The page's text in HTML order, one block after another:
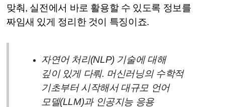
맞춰, 실전에서 바로 활용할 수 있도록 정보를
짜임새 있게 정리한 것이 특징이죠.
자연어 처리(NLP) 기술에 대해
깊이 있게 다뤄. 머신러닝의 수학적
기초부터 시작해서 대규모 언어
모델(LLM)과 인공지능 응용